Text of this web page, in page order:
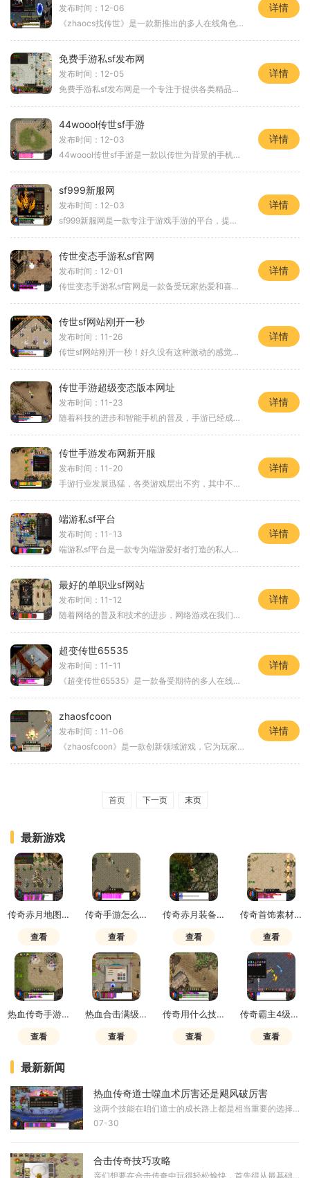
发布时间：12-06
《zhaocs找传世》是一款新推出的多人在线角色扮演游戏，它以传世大陆为背景，融合了众多经典元素，带给玩家一个全新的游戏体验。本文将详细介绍游戏的具体玩法和特色功能。游戏
详情
免费手游私sf发布网
发布时间：12-05
免费手游私sf发布网是一个专注于提供各类精品私服游戏的网站。私服游戏是指在原版游戏的基础上，由玩家或者游戏爱好者自行搭建的游戏版本，私sf发布网则为这些私服游戏提供官方
详情
44woool传世sf手游
发布时间：12-03
44woool传世sf手游是一款以传世为背景的手机游戏，以它独特的玩法和精美的画面吸引了众多玩家的关注。这款游戏采用了即时战斗的方式，玩家需要通过控制角色进行战斗，赢得胜利。
详情
sf999新服网
发布时间：12-03
sf999新服网是一款专注于游戏手游的平台，提供了丰富多样的游戏选择和精彩刺激的玩法。无论是喜欢角色扮演游戏，还是动作冒险游戏，都能在sf999新服网找到自己喜欢的游戏。sf999新
详情
传世变态手游私sf官网
发布时间：12-01
传世变态手游私sf官网是一款备受玩家热爱和喜爱的手机游戏，它具有丰富多样的玩法和引人入胜的故事情节，让玩家体验到不同的乐趣和刺激。传世变态手游私sf官网拥有多种游戏玩法
详情
传世sf网站刚开一秒
发布时间：11-26
传世sf网站刚开一秒！好久没有这种激动的感觉了，仿佛回到了那个年少的时候，那个无忧无虑，独自踏上冒险之路的时光。传世sf网站，让我再次怀念起了那段独特的游戏经历。传世
详情
传世手游超级变态版本网址
发布时间：11-23
随着科技的进步和智能手机的普及，手游已经成为很多人的休闲娱乐方式。而在众多手游中，传世手游超级变态版本无疑是备受玩家们瞩目的一款游戏。今天，我们就来详细了解一下这
详情
传世手游发布网新开服
发布时间：11-20
手游行业发展迅猛，各类游戏层出不穷，其中不乏一些经典游戏依然受到玩家们的热爱。而好消息传来，传世手游发布网新开服啦！这款经典的传世手游再度回归，为广大玩家们带来了
详情
端游私sf平台
发布时间：11-13
端游私sf平台是一款专为端游爱好者打造的私人服务器平台。玩家可以在这里畅玩各类端游，并与其他玩家进行交流与对战。本文将为大家详细介绍端游私sf平台的特点以及游戏的具体玩
详情
最好的单职业sf网站
发布时间：11-12
随着网络的普及和技术的进步，网络游戏在我们的生活中扮演了越来越重要的角色。单职业私服（Single Occupation Server）作为网络游戏的一个分支，以其独特的玩法和魅力吸引了无数游戏
详情
超变传世65535
发布时间：11-11
《超变传世65535》是一款备受期待的多人在线角色扮演游戏。它将带给玩家们一个精彩纷呈的游戏世界，拥有令人惊叹的画面效果和丰富多样的玩法内容。本文将为大家详细介绍这款游戏
详情
zhaosfcoon
发布时间：11-06
《zhaosfcoon》是一款创新领域游戏，它为玩家提供了一个独特且充满挑战的游戏体验。这款游戏融汇了角色扮演、冒险探索、策略对战等元素，让玩家在游戏世界中尽情探险，战胜各种敌
详情
首页 下一页 末页
最新游戏
传奇赤月地图进入方法
查看
传奇手游怎么赚元宝最快
查看
传奇赤月装备在哪里打造
查看
传奇首饰素材在哪里买
查看
热血传奇手游哪个职业赚钱快一点
查看
热血合击满级多少级
查看
传奇用什么技能好
查看
传奇霸主4级召唤神兽多少钱
查看
最新新闻
热血传奇道士噬血术厉害还是飓风破厉害
这两个技能在咱们道士的成长路上都是相当重要的选择，但要论谁更厉害还真不能一概而论。它们各有各的特色和用途，在不同的场合发挥的作用也完全不一样。有些老铁觉得噬血术是
07-30
合击传奇技巧攻略
亲们想要在合击传奇中玩得轻松愉快，首先得从最基础的入手，必须要把游戏的基本机制和职业特性都弄明白，这是我们提升实力的第一步。合击传奇包含了战士、法师和道士三种经典